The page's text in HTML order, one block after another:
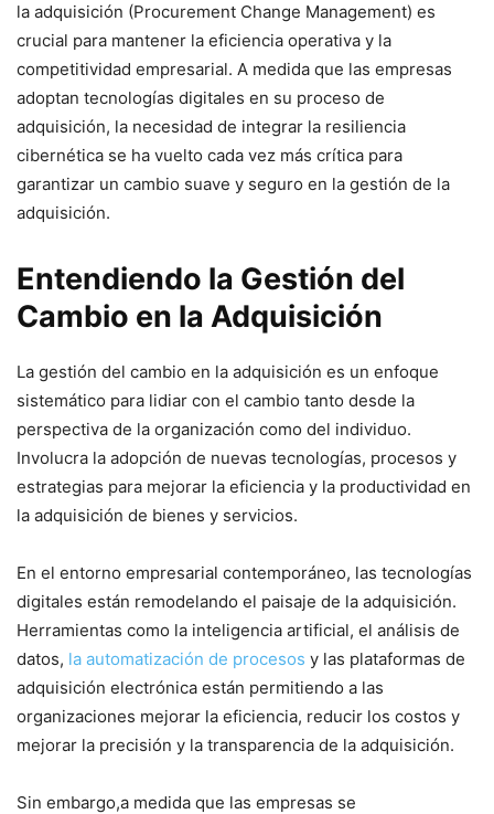
la ⁢adquisición ‌(Procurement Change​ Management) es
crucial para mantener la eficiencia operativa y la
competitividad empresarial. ⁢A ‌medida que​ las⁣ empresas⁤
adoptan tecnologías digitales en su proceso de
adquisición, la ‌necesidad ‌de integrar la resiliencia
cibernética se ha vuelto cada vez más crítica para⁣
garantizar un cambio⁤ suave⁤ y seguro en la ⁢gestión⁣ de la
adquisición.
Entendiendo la Gestión del
Cambio en la Adquisición
La gestión del cambio en la adquisición es un enfoque
sistemático para‌ lidiar con el ‍cambio tanto desde la
perspectiva de la organización como del individuo.
Involucra la adopción de nuevas tecnologías, procesos y
estrategias para mejorar la eficiencia y la productividad en‍
la adquisición de bienes y servicios.
En el‍ entorno empresarial​ contemporáneo, las tecnologías
digitales están remodelando el paisaje de la adquisición.
Herramientas como la inteligencia artificial,⁣ el análisis de
datos, la automatización de ‍procesos y las⁢ plataformas⁣ de
adquisición electrónica están permitiendo ⁤a las
organizaciones mejorar la eficiencia, reducir los costos y
mejorar la⁣ precisión​ y la‍ transparencia ​de la adquisición.
Sin ​embargo,a medida que las empresas se